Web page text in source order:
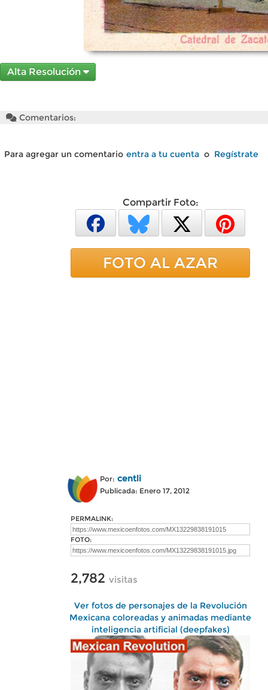
Alta Resolución
Comentarios:
Para agregar un comentario entra a tu cuenta o Regístrate
Compartir Foto:
FOTO AL AZAR
Por: centli
Publicada: Enero 17, 2012
PERMALINK:
FOTO:
2,782 visitas
Ver fotos de personajes de la Revolución
Mexicana coloreadas y animadas mediante
inteligencia artificial (deepfakes)